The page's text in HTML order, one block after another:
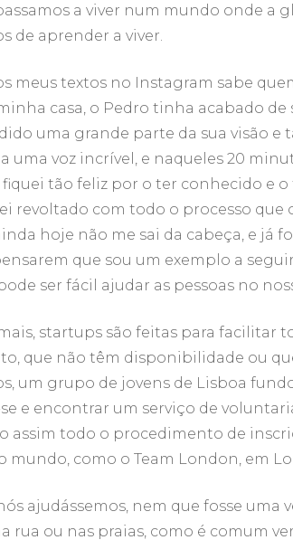
a viver num mundo onde a
de aprender a viver.
meus textos no Instagram sabe
casa, o Pedro tinha acabado de
uma grande parte da sua visão
uma voz incrível, e naqueles 20
tão feliz por o ter conhecido e o
revoltado com todo o processo que
hoje não me sai da cabeça, e já
que sou um exemplo a
ser fácil ajudar as pessoas no
startups são feitas para facilitar
que não têm disponibilidade ou
um grupo de jovens de Lisboa
e encontrar um serviço de
assim todo o procedimento de
mundo, como o Team London, em
ajudássemos, nem que fosse
rua ou nas praias, como é comum